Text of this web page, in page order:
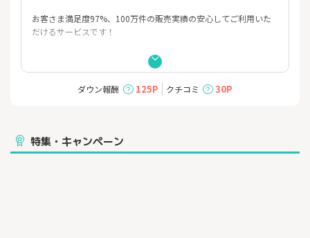
お客さま満足度97%、100万件の販売実績の安心してご利用いた
だけるサービスです！
・24時間注文・申込可能！ネットで簡単、送料無料！
・花王と提携し、プロ仕様の洗浄剤を使用しております。
・万が一仕上がりに満足しなかった場合でも、無料で再仕上する
満足保証付き！！
ダウン報酬 125P クチコミ 30P
特集・キャンペーン